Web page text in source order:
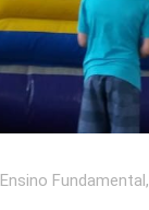
Ensino Fundamental,